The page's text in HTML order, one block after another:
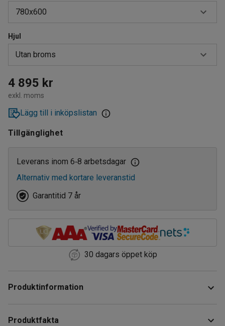
700
800
780x600
1080x800
780x600
880x700
Hjul
Utan broms
Med broms
Utan broms
4 895 kr
exkl. moms
Lägg till i inköpslistan
Tillgänglighet
Leverans inom 6‑8 arbetsdagar
Alternativ med kortare leveranstid
Garantitid 7 år
30 dagars öppet köp
Produktinformation
arbetsplatsen. Vagnen har en helsvetsad stomme av
Produktfakta